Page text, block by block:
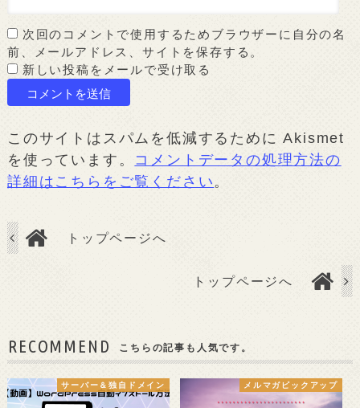
次回のコメントで使用するためブラウザーに自分の名
前、メールアドレス、サイトを保存する。
新しい投稿をメールで受け取る
このサイトはスパムを低減するために Akismet
を使っています。 コメントデータの処理方法の
詳細はこちらをご覧ください 。
トップページへ
トップページへ
RECOMMEND こちらの記事も人気です。
サーバー＆独自ドメイン メルマガピックアップ